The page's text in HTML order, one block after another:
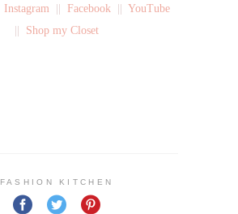
Instagram || Facebook || YouTube
|| Shop my Closet
FASHION KITCHEN